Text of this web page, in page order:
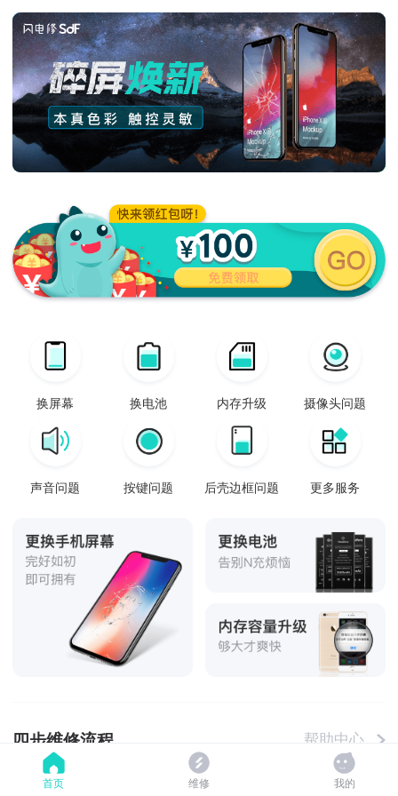
换屏幕 换电池 内存升级 摄像头问题
声音问题 按键问题 后壳边框问题 更多服务
四步维修流程 帮助中心
首页 维修 我的